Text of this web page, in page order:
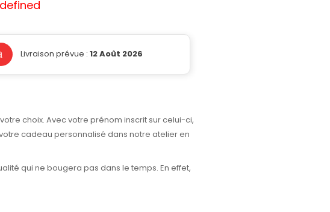
Livraison prévue : 12 Août 2026
choix. Avec votre prénom inscrit sur celui-ci,
cadeau personnalisé dans notre atelier en
qui ne bougera pas dans le temps. En effet,